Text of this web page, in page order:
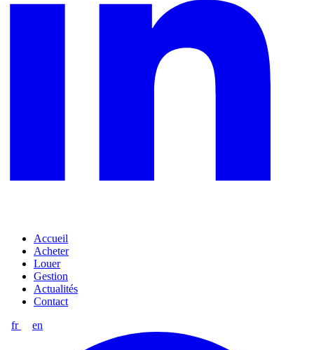
Accueil
Acheter
Louer
Gestion
Actualités
Contact
fr
en